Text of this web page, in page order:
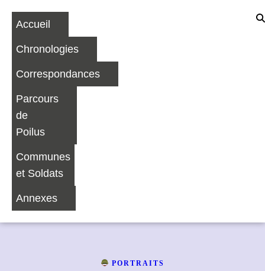
Accueil
Chronologies
Correspondances
Parcours
de
Poilus
Communes
et Soldats
Annexes
PORTRAITS